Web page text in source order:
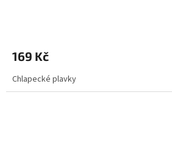
169 Kč
Chlapecké plavky